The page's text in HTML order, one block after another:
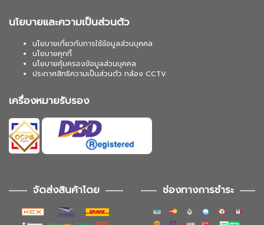
นโยบายและความเป็นส่วนตัว
นโยบายเกี่ยวกับการใช้ข้อมูลส่วนบุคคล
นโยบายคุกกี้
นโยบายคุ้มครองข้อมูลส่วนบุคคล
ประกาศสิทธิความเป็นส่วนตัว กล้อง CCTV
เครื่องหมายรับรอง
จัดส่งสินค้าโดย ช่องทางการชำระ